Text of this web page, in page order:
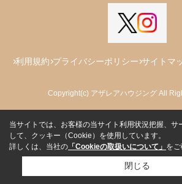
利用規約 プライバシーポリシー サイトマ
Copyright(c) アザレアハウジング All
当サイトでは、お客様の当サイト利用状況把握、サ
して、クッキー（Cookie）を使用しています。
詳しくは、当社の 「Cookieの取扱いについて」 をご
閉じる